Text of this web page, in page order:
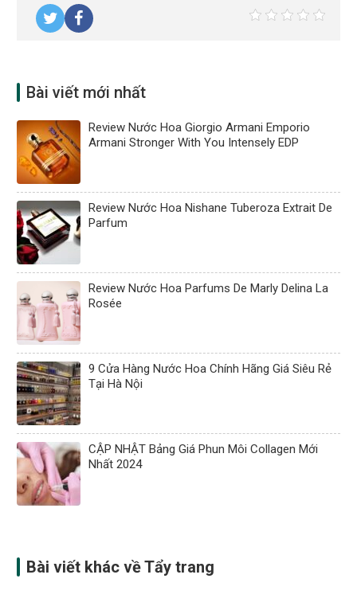
Bài viết mới nhất
Review Nước Hoa Giorgio Armani Emporio
Armani Stronger With You Intensely EDP
Review Nước Hoa Nishane Tuberoza Extrait De
Parfum
Review Nước Hoa Parfums De Marly Delina La
Rosée
9 Cửa Hàng Nước Hoa Chính Hãng Giá Siêu Rẻ
Tại Hà Nội
CẬP NHẬT Bảng Giá Phun Môi Collagen Mới
Nhất 2024
Bài viết khác về Tẩy trang